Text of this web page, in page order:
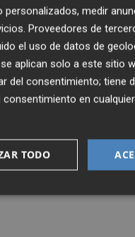
medir
Proveedores de
el uso de datos de
aplican solo a este sitio
del consentimiento; tiene
consentimiento en
TODO